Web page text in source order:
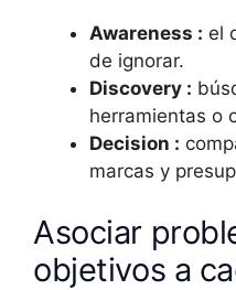
Awareness : el
de ignorar.
Discovery :
herramientas o
Decision :
marcas y
Asociar
objetivos a